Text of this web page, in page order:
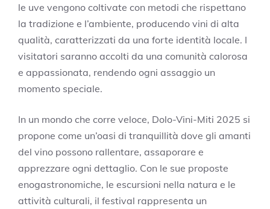
le uve vengono coltivate con metodi che rispettano
la tradizione e l’ambiente, producendo vini di alta
qualità, caratterizzati da una forte identità locale. I
visitatori saranno accolti da una comunità calorosa
e appassionata, rendendo ogni assaggio un
momento speciale.
In un mondo che corre veloce, Dolo-Vini-Miti 2025 si
propone come un’oasi di tranquillità dove gli amanti
del vino possono rallentare, assaporare e
apprezzare ogni dettaglio. Con le sue proposte
enogastronomiche, le escursioni nella natura e le
attività culturali, il festival rappresenta un